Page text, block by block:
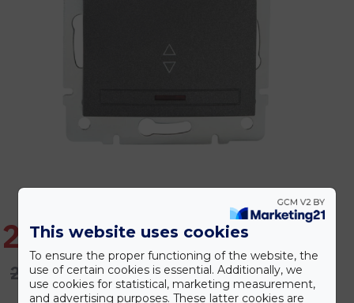
2.224 Ft
2.668 Ft
This website uses cookies
To ensure the proper functioning of the website, the
use of certain cookies is essential. Additionally, we
use cookies for statistical, marketing measurement,
and advertising purposes. These latter cookies are